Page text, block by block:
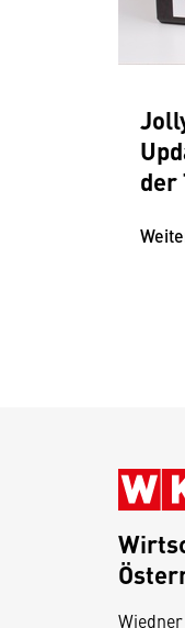
der